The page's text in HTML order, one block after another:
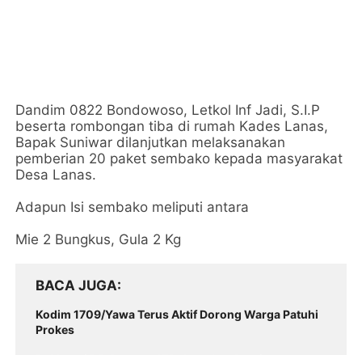
Dandim 0822 Bondowoso, Letkol Inf Jadi, S.I.P
beserta rombongan tiba di rumah Kades Lanas,
Bapak Suniwar dilanjutkan melaksanakan
pemberian 20 paket sembako kepada masyarakat
Desa Lanas.
Adapun Isi sembako meliputi antara
Mie 2 Bungkus, Gula 2 Kg
BACA JUGA
Kodim 1709/Yawa Terus Aktif Dorong Warga Patuhi
Prokes